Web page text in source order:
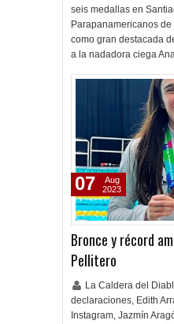
seis medallas en
Parapanamericanos
como gran destacada
a la nadadora ciega
Bronce y récord
Pellitero
La Caldera del
declaraciones, Edith
Instagram, Jazmín
07
Aug
2023